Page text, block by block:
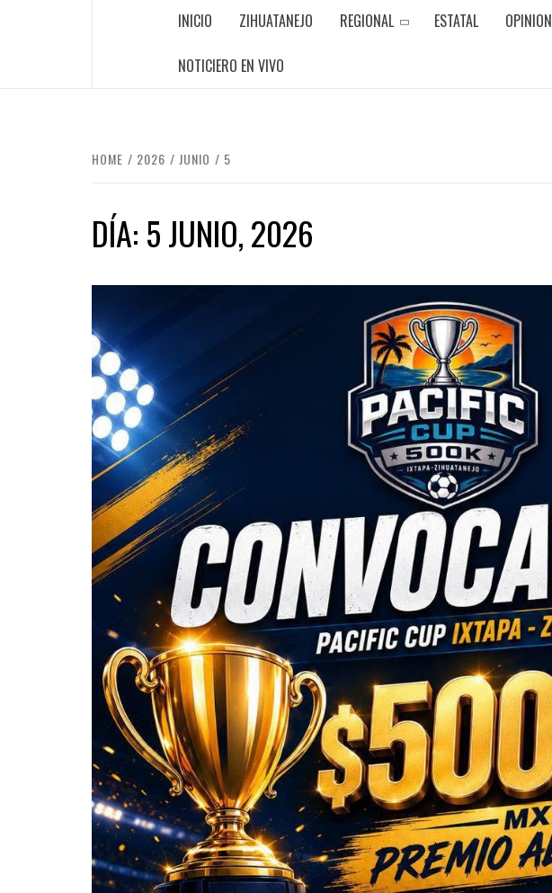
INICIO ZIHUATANEJO REGIONAL ESTATAL OPINION
NOTICIERO EN VIVO
HOME 2026 JUNIO 5
DÍA: 5 JUNIO, 2026